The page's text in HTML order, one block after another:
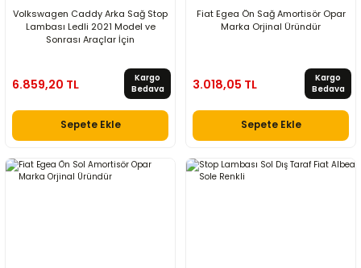
Volkswagen Caddy Arka Sağ Stop
Lambası Ledli 2021 Model ve
Sonrası Araçlar İçin
6.859,20 TL
Kargo
Bedava
Sepete Ekle
Fiat Egea Ön Sağ Amortisör Opar
Marka Orjinal Üründür
3.018,05 TL
Kargo
Bedava
Sepete Ekle